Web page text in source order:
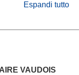
Espandi tutto
VAUDOIS